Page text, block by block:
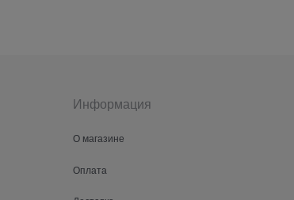
Информация
О магазине
Оплата